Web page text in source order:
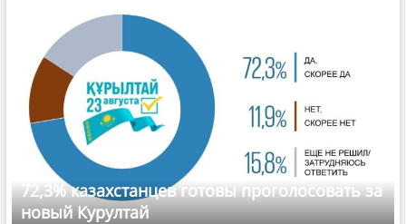
72,3% казахстанцев готовы проголосовать за
новый Курултай